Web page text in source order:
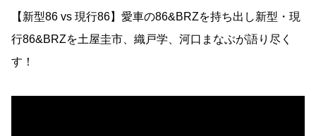
【新型86 vs 現行86】愛車の86&BRZを持ち出し新型・現
行86&BRZを土屋圭市、織戸学、河口まなぶが語り尽く
す！